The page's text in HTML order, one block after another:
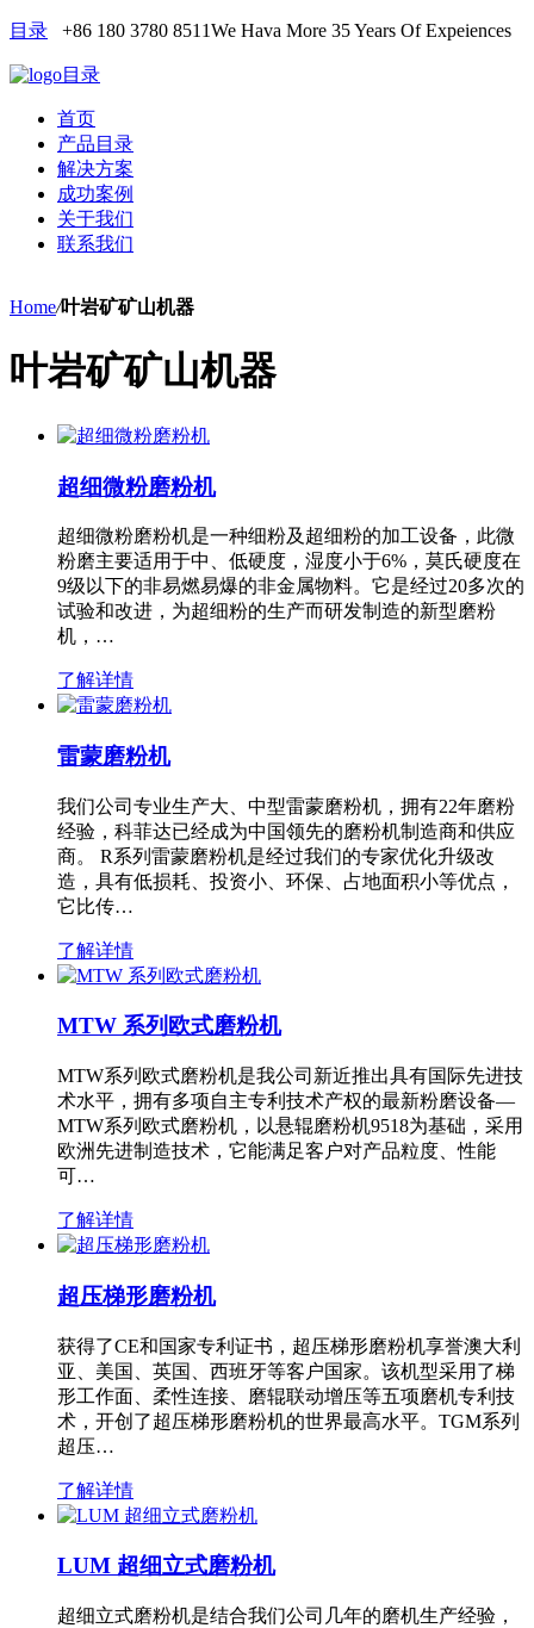
目录 +86 180 3780 8511We Hava More 35 Years Of Expeiences
目录
首页
产品目录
解决方案
成功案例
关于我们
联系我们
Home/叶岩矿矿山机器
叶岩矿矿山机器
超细微粉磨粉机
超细微粉磨粉机是一种细粉及超细粉的加工设备，此微
粉磨主要适用于中、低硬度，湿度小于6%，莫氏硬度在
9级以下的非易燃易爆的非金属物料。它是经过20多次的
试验和改进，为超细粉的生产而研发制造的新型磨粉
机，…
了解详情
雷蒙磨粉机
我们公司专业生产大、中型雷蒙磨粉机，拥有22年磨粉
经验，科菲达已经成为中国领先的磨粉机制造商和供应
商。 R系列雷蒙磨粉机是经过我们的专家优化升级改
造，具有低损耗、投资小、环保、占地面积小等优点，
它比传…
了解详情
MTW 系列欧式磨粉机
MTW系列欧式磨粉机是我公司新近推出具有国际先进技
术水平，拥有多项自主专利技术产权的最新粉磨设备—
MTW系列欧式磨粉机，以悬辊磨粉机9518为基础，采用
欧洲先进制造技术，它能满足客户对产品粒度、性能
可…
了解详情
超压梯形磨粉机
获得了CE和国家专利证书，超压梯形磨粉机享誉澳大利
亚、美国、英国、西班牙等客户国家。该机型采用了梯
形工作面、柔性连接、磨辊联动增压等五项磨机专利技
术，开创了超压梯形磨粉机的世界最高水平。TGM系列
超压…
了解详情
LUM 超细立式磨粉机
超细立式磨粉机是结合我们公司几年的磨机生产经验，